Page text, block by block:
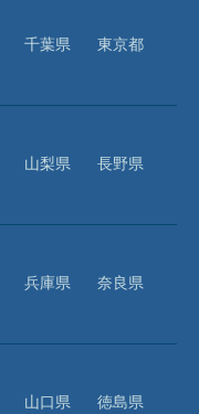
千葉県
東京都
山梨県
長野県
兵庫県
奈良県
山口県
徳島県